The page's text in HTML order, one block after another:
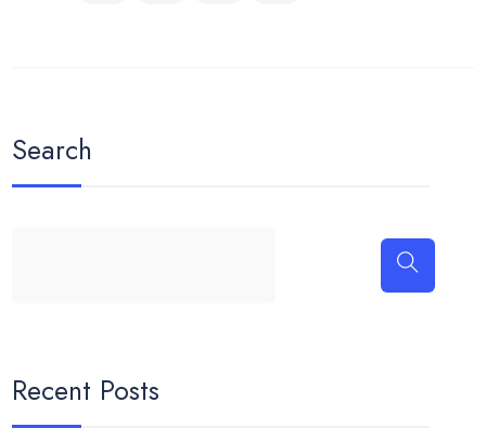
Search
Recent Posts